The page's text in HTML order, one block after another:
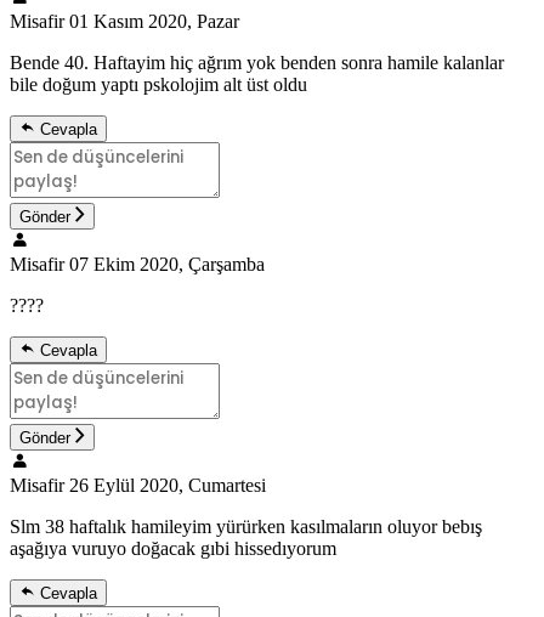
Misafir 01 Kasım 2020, Pazar
Bende 40. Haftayim hiç ağrım yok benden sonra hamile kalanlar
bile doğum yaptı pskolojim alt üst oldu
Cevapla
Gönder
Misafir 07 Ekim 2020, Çarşamba
????
Cevapla
Gönder
Misafir 26 Eylül 2020, Cumartesi
Slm 38 haftalık hamileyim yürürken kasılmaların oluyor bebış
aşağıya vuruyo doğacak gıbi hissedıyorum
Cevapla